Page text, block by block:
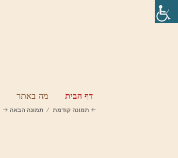
דף הבית מה באתר
תמונה קודמת תמונה הבאה